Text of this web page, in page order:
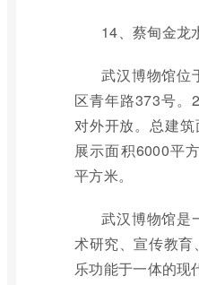
14、蔡甸金龙
武汉博物馆位
区青年路373号。
对外开放。总建筑
展示面积6000平
平方米。
武汉博物馆是
术研究、宣传教
乐功能于一体的现